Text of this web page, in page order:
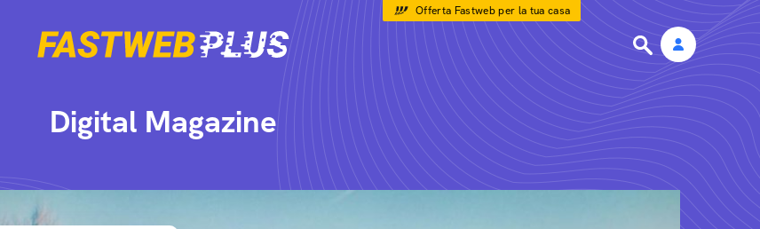
Offerta Fastweb per la tua casa
Digital Magazine